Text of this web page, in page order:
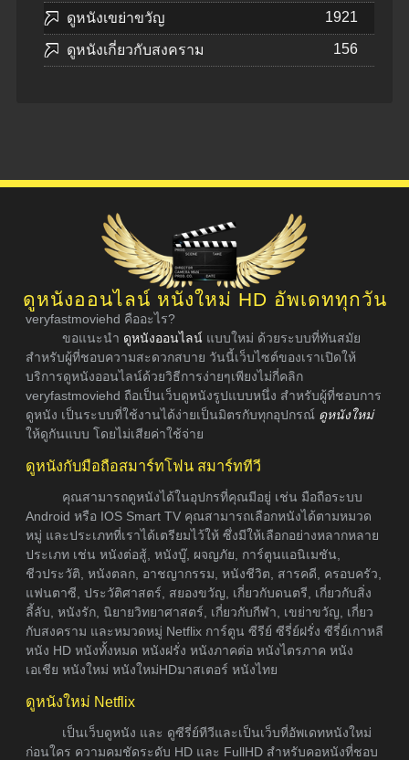
ดูหนังเขย่าขวัญ 1921
ดูหนังเกี่ยวกับสงคราม 156
ดูหนังออนไลน์ หนังใหม่ HD อัพเดททุกวัน
veryfastmoviehd คืออะไร?
ขอแนะนำ ดูหนังออนไลน์ แบบใหม่ ด้วยระบบที่ทันสมัย
สำหรับผู้ที่ชอบความสะดวกสบาย วันนี้เว็บไซต์ของเราเปิดให้
บริการดูหนังออนไลน์ด้วยวิธีการง่ายๆเพียงไม่กี่คลิก
veryfastmoviehd ถือเป็นเว็บดูหนังรูปแบบหนึ่ง สำหรับผู้ที่ชอบการ
ดูหนัง เป็นระบบที่ใช้งานได้ง่ายเป็นมิตรกับทุกอุปกรณ์ ดูหนังใหม่
ให้ดูกันแบบ โดยไม่เสียค่าใช้จ่าย
ดูหนังกับมือถือสมาร์ทโฟน สมาร์ททีวี
คุณสามารถดูหนังได้ในอุปกรที่คุณมีอยู่ เช่น มือถือระบบ
Android หรือ IOS Smart TV คุณสามารถเลือกหนังได้ตามหมวด
หมู่ และประเภทที่เราได้เตรียมไว้ให้ ซึ่งมีให้เลือกอย่างหลากหลาย
ประเภท เช่น หนังต่อสู้, หนังบู๊, ผจญภัย, การ์ตูนแอนิเมชัน,
ชีวประวัติ, หนังตลก, อาชญากรรม, หนังชีวิต, สารคดี, ครอบครัว,
แฟนตาซี, ประวัติศาสตร์, สยองขวัญ, เกี่ยวกับดนตรี, เกี่ยวกับสิ่ง
ลี้ลับ, หนังรัก, นิยายวิทยาศาสตร์, เกี่ยวกับกีฬา, เขย่าขวัญ, เกี่ยว
กับสงคราม และหมวดหมู่ Netflix การ์ตูน ซีรีย์ ซีรี่ย์ฝรั่ง ซีรี่ย์เกาหลี
หนัง HD หนังทั้งหมด หนังฝรั่ง หนังภาคต่อ หนังไตรภาค หนัง
เอเชีย หนังใหม่ หนังใหม่HDมาสเตอร์ หนังไทย
ดูหนังใหม่ Netflix
เป็นเว็บดูหนัง และ ดูซีรี่ย์ทีวีและเป็นเว็บที่อัพเดทหนังใหม่
ก่อนใคร ความคมชัดระดับ HD และ FullHD สำหรับคอหนังที่ชอบ